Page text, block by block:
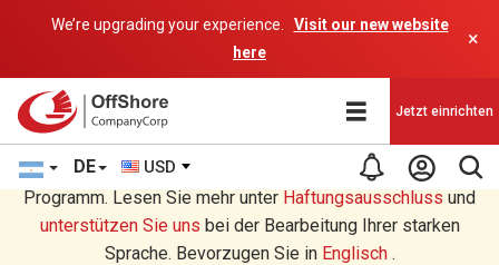
We’re upgrading your experience.
Visit our new website
here
×
DE USD
Jetzt einrichten
Sie lesen eine Deutsche Übersetzung durch ein AI-
Programm. Lesen Sie mehr unter Haftungsausschluss und
unterstützen Sie uns bei der Bearbeitung Ihrer starken
Sprache. Bevorzugen Sie in Englisch.